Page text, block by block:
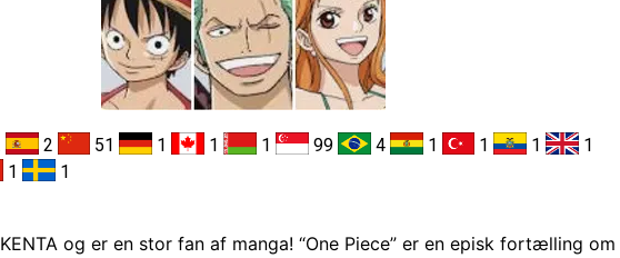
2 51 1 1 1 99 4 1 1 1
1
1 1
og er en stor fan af manga! “One Piece” er en episk fortælling om